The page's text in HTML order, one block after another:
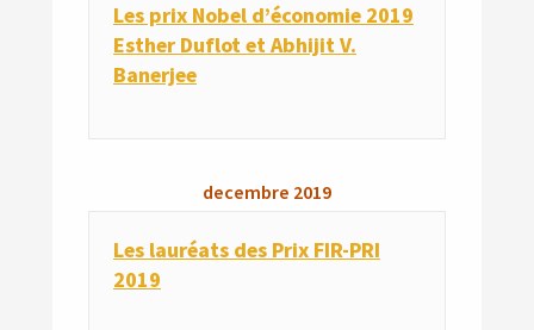
Les prix Nobel d’économie 2019
Esther Duflot et Abhijit V.
Banerjee
decembre 2019
Les lauréats des Prix FIR-PRI
2019